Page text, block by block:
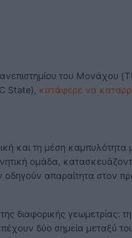
του Μονάχου
State), κατάφερε να
και τη μέση
ομάδα,
οδηγούν απαραίτητα στον
γεωμετρίας:
δύο σημεία μεταξύ